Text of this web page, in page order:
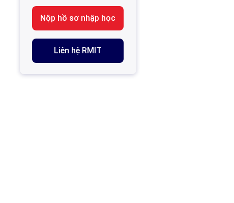
Nộp hồ sơ nhập học
Liên hệ RMIT